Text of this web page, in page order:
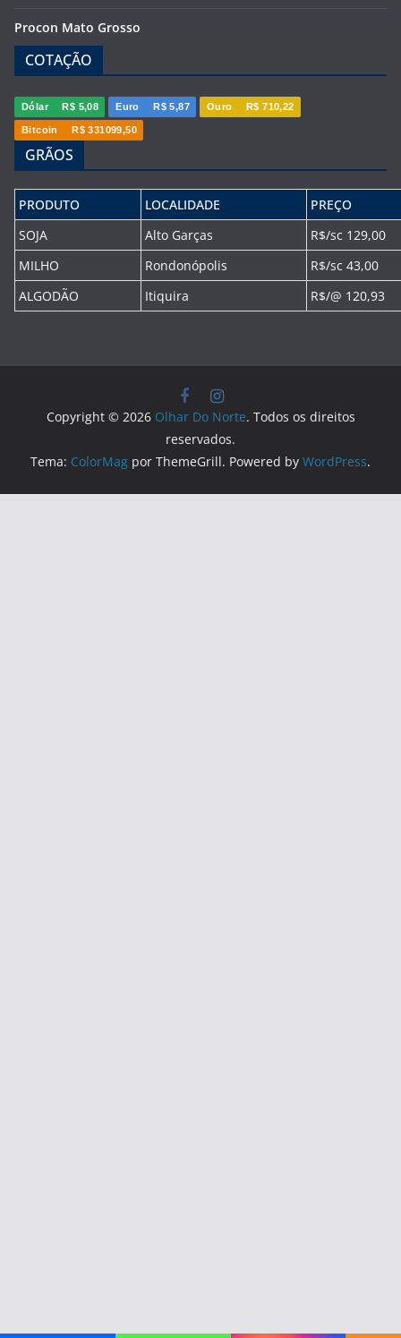
Procon Mato Grosso
COTAÇÃO
Dólar R$ 5,08 Euro R$ 5,87 Ouro R$ 710,22
Bitcoin R$ 331099,50
GRÃOS
PRODUTO LOCALIDADE
PREÇO
SOJA
Alto Garças
R$/sc 129,00
MILHO
Rondonópolis
R$/sc 43,00
ALGODÃO
Itiquira R$/@ 120,93
Copyright © 2026 Olhar Do Norte. Todos os direitos
reservados.
Tema: ColorMag por ThemeGrill. Powered by WordPress.